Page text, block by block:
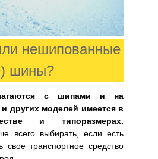
нешипованные
шины?
с шипами и на
других моделей имеется в
и типоразмерах.
всего выбирать, если есть
свое транспортное средство